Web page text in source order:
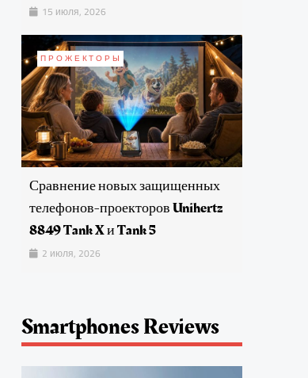
15 июля, 2026
ПРОЖЕКТОРЫ
Сравнение новых защищенных
телефонов-проекторов Unihertz
8849 Tank X и Tank 5
2 июля, 2026
Smartphones Reviews